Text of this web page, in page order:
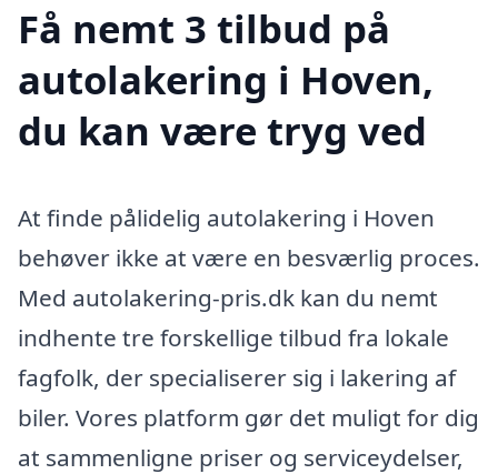
Få nemt 3 tilbud på
autolakering i Hoven,
du kan være tryg ved
At finde pålidelig autolakering i Hoven
behøver ikke at være en besværlig proces.
Med autolakering-pris.dk kan du nemt
indhente tre forskellige tilbud fra lokale
fagfolk, der specialiserer sig i lakering af
biler. Vores platform gør det muligt for dig
at sammenligne priser og serviceydelser,